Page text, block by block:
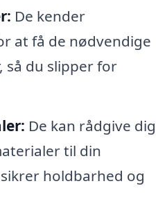
De kender
at få de nødvendige
så du slipper for
De kan rådgive dig
til din
holdbarhed og